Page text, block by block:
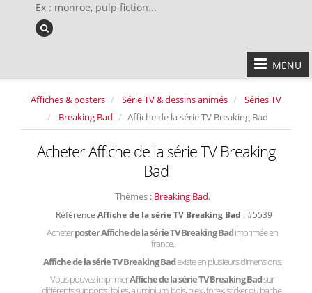
Ex : monroe, pulp fiction...
MENU
Affiches & posters Série TV & dessins animés
Séries TV
Breaking Bad
Affiche de la série TV Breaking Bad
Acheter Affiche de la série TV Breaking
Bad
Thèmes : Breaking Bad,
Référence Affiche de la série TV Breaking Bad : #5539
Acheterposter Affiche de la série TV Breaking Badimprimée en
france.
Affiche de la série TV Breaking Badexiste en plusieurs dimensions.
Vous pouvez imprimerAffiche de la série TV Breaking Badsur
différents supports : toiles, aluminium, bois, plexi, forex, sticker ou bache.